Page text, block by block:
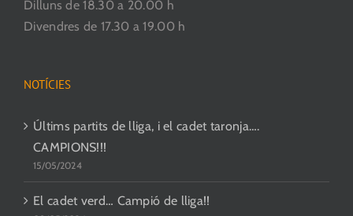
Dilluns de 18.30 a 20.00 h
Divendres de 17.30 a 19.00 h
NOTÍCIES
Últims partits de lliga, i el cadet taronja….
CAMPIONS!!!
15/05/2024
El cadet verd… Campió de lliga!!